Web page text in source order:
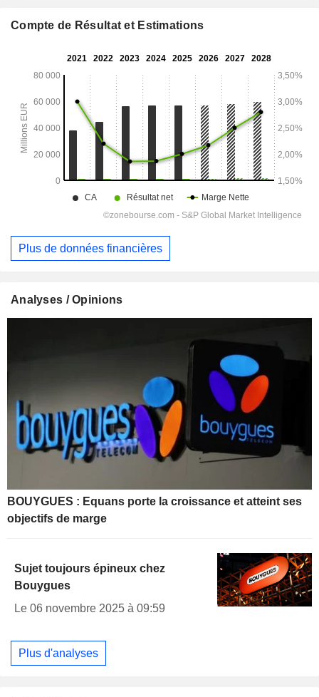
Compte de Résultat et Estimations
Plus de données financières
Analyses / Opinions
BOUYGUES : Equans porte la croissance et atteint ses
objectifs de marge
Sujet toujours épineux chez
Bouygues
Le 06 novembre 2025 à 09:59
Plus d'analyses